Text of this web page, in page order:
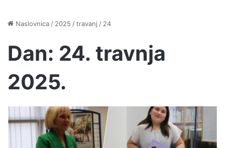
Naslovnica / 2025 /travanj / 24
Dan: 24. travnja
2025.